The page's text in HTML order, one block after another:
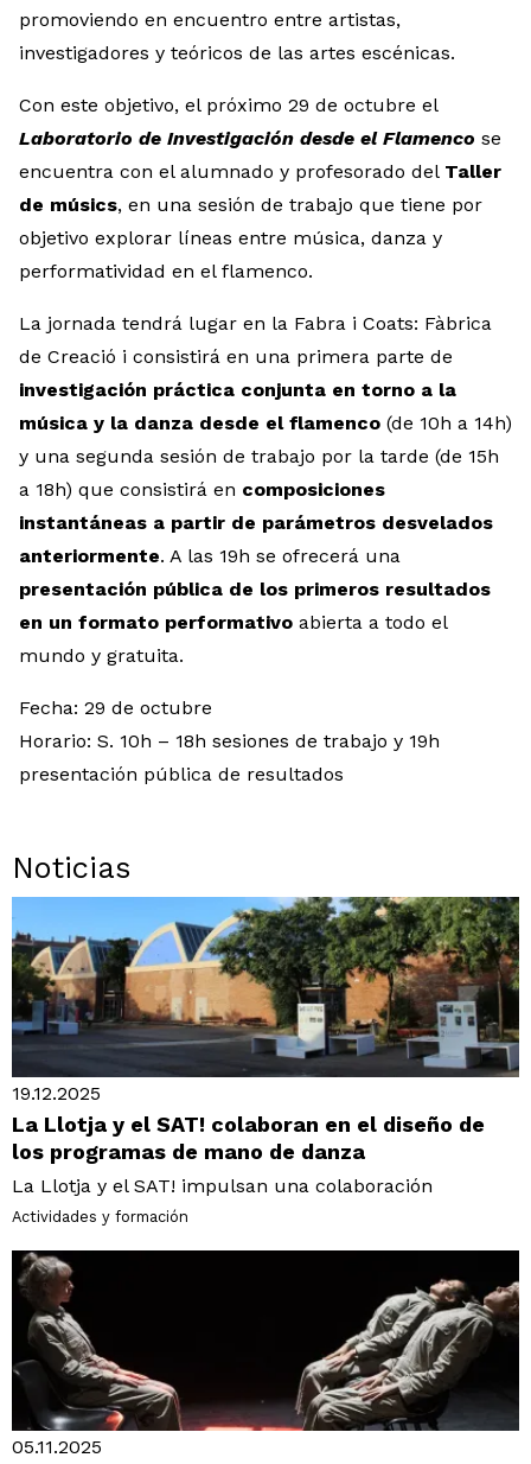
promoviendo en encuentro entre artistas,
investigadores y teóricos de las artes escénicas.
Con este objetivo, el próximo 29 de octubre el
Laboratorio de Investigación desde el Flamenco se
encuentra con el alumnado y profesorado del Taller
de músics, en una sesión de trabajo que tiene por
objetivo explorar líneas entre música, danza y
performatividad en el flamenco.
La jornada tendrá lugar en la Fabra i Coats: Fàbrica
de Creació i consistirá en una primera parte de
investigación práctica conjunta en torno a la
música y la danza desde el flamenco (de 10h a 14h)
y una segunda sesión de trabajo por la tarde (de 15h
a 18h) que consistirá en composiciones
instantáneas a partir de parámetros desvelados
anteriormente. A las 19h se ofrecerá una
presentación pública de los primeros resultados
en un formato performativo abierta a todo el
mundo y gratuita.
Fecha: 29 de octubre
Horario: S. 10h – 18h sesiones de trabajo y 19h
presentación pública de resultados
Noticias
19.12.2025
La Llotja y el SAT! colaboran en el diseño de
los programas de mano de danza
La Llotja y el SAT! impulsan una colaboración
Actividades y formación
05.11.2025